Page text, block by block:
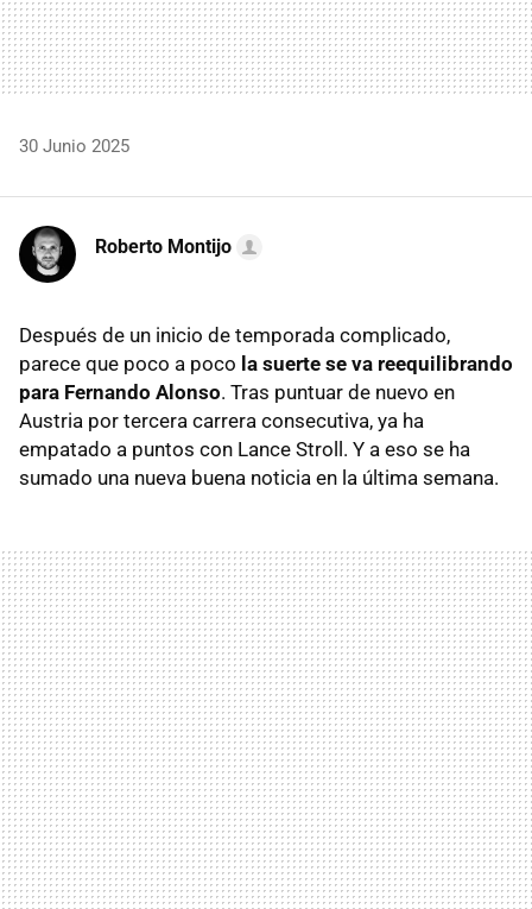
30 Junio 2025
Roberto Montijo
Después de un inicio de temporada complicado,
parece que poco a poco la suerte se va reequilibrando
para Fernando Alonso. Tras puntuar de nuevo en
Austria por tercera carrera consecutiva, ya ha
empatado a puntos con Lance Stroll. Y a eso se ha
sumado una nueva buena noticia en la última semana.